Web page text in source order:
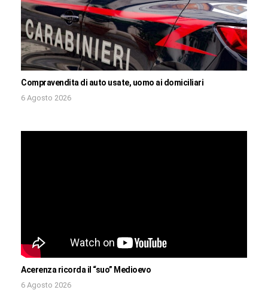
Compravendita di auto usate, uomo ai domiciliari
6 Agosto 2026
Acerenza ricorda il “suo” Medioevo
6 Agosto 2026